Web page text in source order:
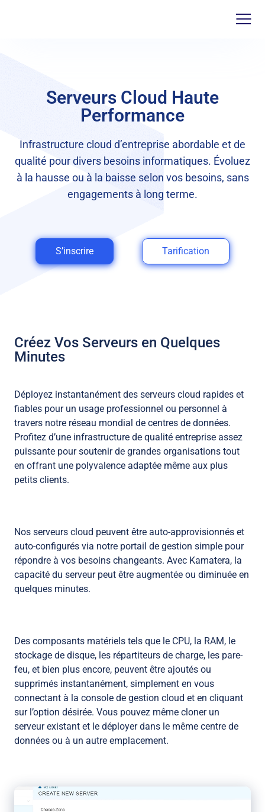
Serveurs Cloud Haute
Performance
Infrastructure cloud d’entreprise abordable et de
qualité pour divers besoins informatiques. Évoluez
à la hausse ou à la baisse selon vos besoins, sans
engagements à long terme.
S’inscrire Tarification
Créez Vos Serveurs en Quelques
Minutes
Déployez instantanément des serveurs cloud rapides et
fiables pour un usage professionnel ou personnel à
travers notre réseau mondial de centres de données.
Profitez d’une infrastructure de qualité entreprise assez
puissante pour soutenir de grandes organisations tout
en offrant une polyvalence adaptée même aux plus
petits clients.
Nos serveurs cloud peuvent être auto-approvisionnés et
auto-configurés via notre portail de gestion simple pour
répondre à vos besoins changeants. Avec Kamatera, la
capacité du serveur peut être augmentée ou diminuée en
quelques minutes.
Des composants matériels tels que le CPU, la RAM, le
stockage de disque, les répartiteurs de charge, les pare-
feu, et bien plus encore, peuvent être ajoutés ou
supprimés instantanément, simplement en vous
connectant à la console de gestion cloud et en cliquant
sur l’option désirée. Vous pouvez même cloner un
serveur existant et le déployer dans le même centre de
données ou à un autre emplacement.